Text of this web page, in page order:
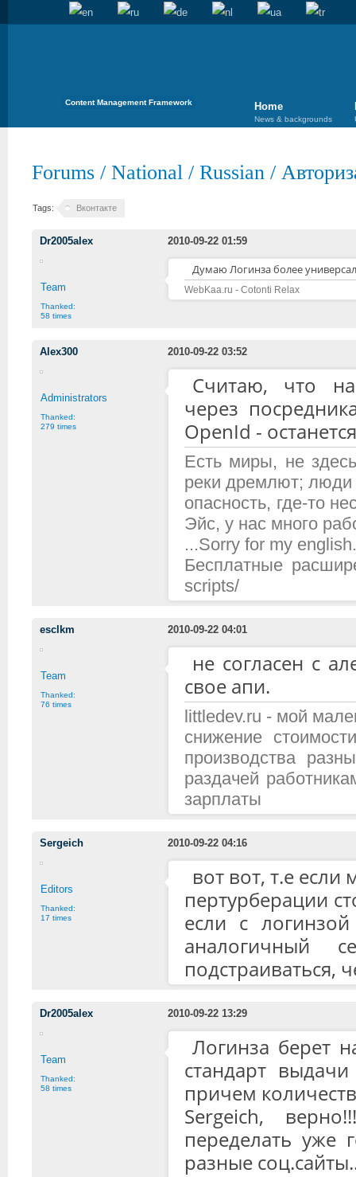
Content Management Framework Home
News & backgrounds
Forums / National / Russian /
Tags: Вконтакте
Dr2005alex 2010-09-22 01:59
Team
Thanked:
58 times
Думаю Логинза более
WebKaa.ru - Cotonti Relax
Alex300 2010-09-22 03:52
Administrators
Thanked:
279 times
Считаю, что
через
OpenId -
Есть миры, не
реки дремлют; люди
опасность, где-то
Эйс, у нас много
...Sorry for my
Бесплатные
scripts/
esclkm 2010-09-22 04:01
Team
Thanked:
76 times
не согласен с
свое апи.
littledev.ru - мой
снижение
производства
раздачей
зарплаты
Sergeich 2010-09-22 04:16
Editors
Thanked:
17 times
вот вот, т.е если
пертурберации
если с
аналогичный
подстраиваться,
Dr2005alex 2010-09-22 13:29
Team
Thanked:
58 times
Логинза берет
стандарт
причем
Sergeich,
переделать уже
разные